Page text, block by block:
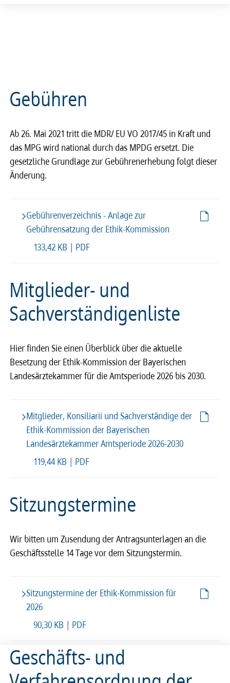
Gebühren
Ab 26. Mai 2021 tritt die MDR/ EU VO 2017/45 in Kraft und
das MPG wird national durch das MPDG ersetzt. Die
gesetzliche Grundlage zur Gebührenerhebung folgt dieser
Änderung.
Gebührenverzeichnis - Anlage zur
Gebührensatzung der Ethik-Kommission
133,42 KB | PDF
Mitglieder- und
Sachverständigenliste
Hier finden Sie einen Überblick über die aktuelle
Besetzung der Ethik-Kommission der Bayerischen
Landesärztekammer für die Amtsperiode 2026 bis 2030.
Mitglieder, Konsiliarii und Sachverständige der
Ethik-Kommission der Bayerischen
Landesärztekammer Amtsperiode 2026-2030
119,44 KB | PDF
Sitzungstermine
Wir bitten um Zusendung der Antragsunterlagen an die
Geschäftsstelle 14 Tage vor dem Sitzungstermin.
Sitzungstermine der Ethik-Kommission für
2026
90,30 KB | PDF
Geschäfts- und